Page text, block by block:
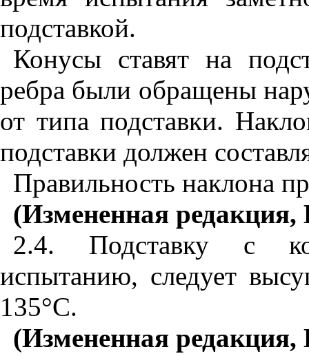
подставкой.
Конусы ставят на
ребра были обращены
от типа подставки.
подставки должен
Правильность наклона
(Измененная
2.4. Подставку с
испытанию, следует
135°С.
(Измененная